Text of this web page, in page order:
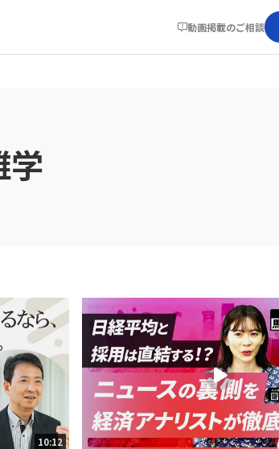
動画掲載のご相談
学
10:12